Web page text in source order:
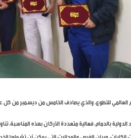
العالمي للتطوع، والذي يصادف الخامس من ديسمبر من
بالدمام، فعالية متعددة الأركان بهذه